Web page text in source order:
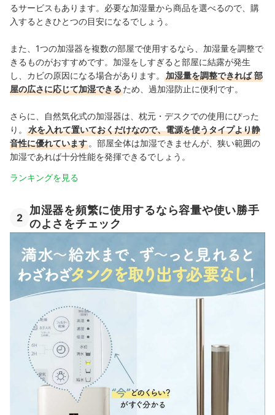
るサービスもあります。必要な加湿量から商品を選べるので、購
入するときひとつの目安になるでしょう。
また、1つの加湿器を複数の部屋で使用するなら、加湿量を調整で
きるものがおすすめです。加湿をしすぎると部屋に結露が発生
し、カビの原因になる場合があります。
加湿量を調整できれば 部
屋の広さに応じて加湿できるため、過加湿防止に便利です。
さらに、自然気化式の加湿器は、枕元・デスクでの使用にぴった
り。
水を入れて置いておくだけなので、電源を使うタイプより静
音性に優れています 。部屋全体は加湿できませんが、狭い範囲の
加湿であれば十分性能を発揮できるでしょう。
ランキングを見る
2
加湿器を頻繁に使用するなら容量や使い勝手
のよさをチェック